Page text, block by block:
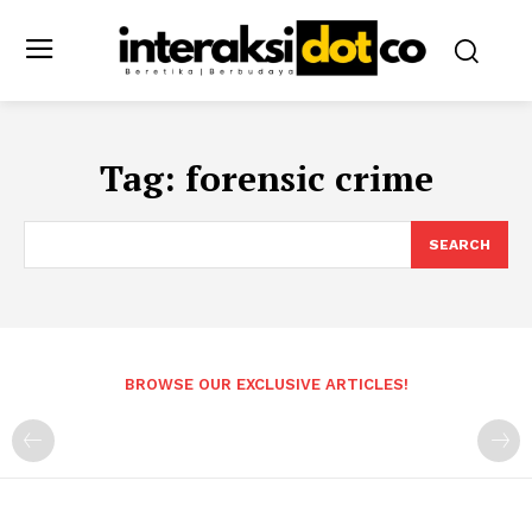
Tag: forensic crime
SEARCH
BROWSE OUR EXCLUSIVE ARTICLES!